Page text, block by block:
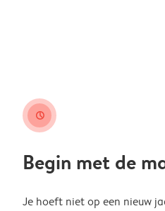
clock
Begin met de
Je hoeft niet op een nieuw